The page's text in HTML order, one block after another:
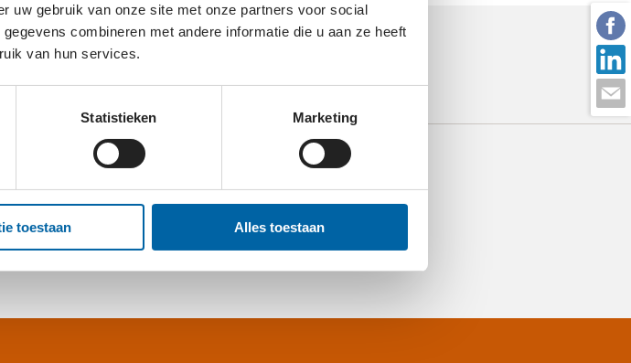
uw gebruik van onze site met onze partners voor social
combineren met andere informatie die u aan ze heeft
van hun services.
Statistieken Marketing
toestaan Alles toestaan